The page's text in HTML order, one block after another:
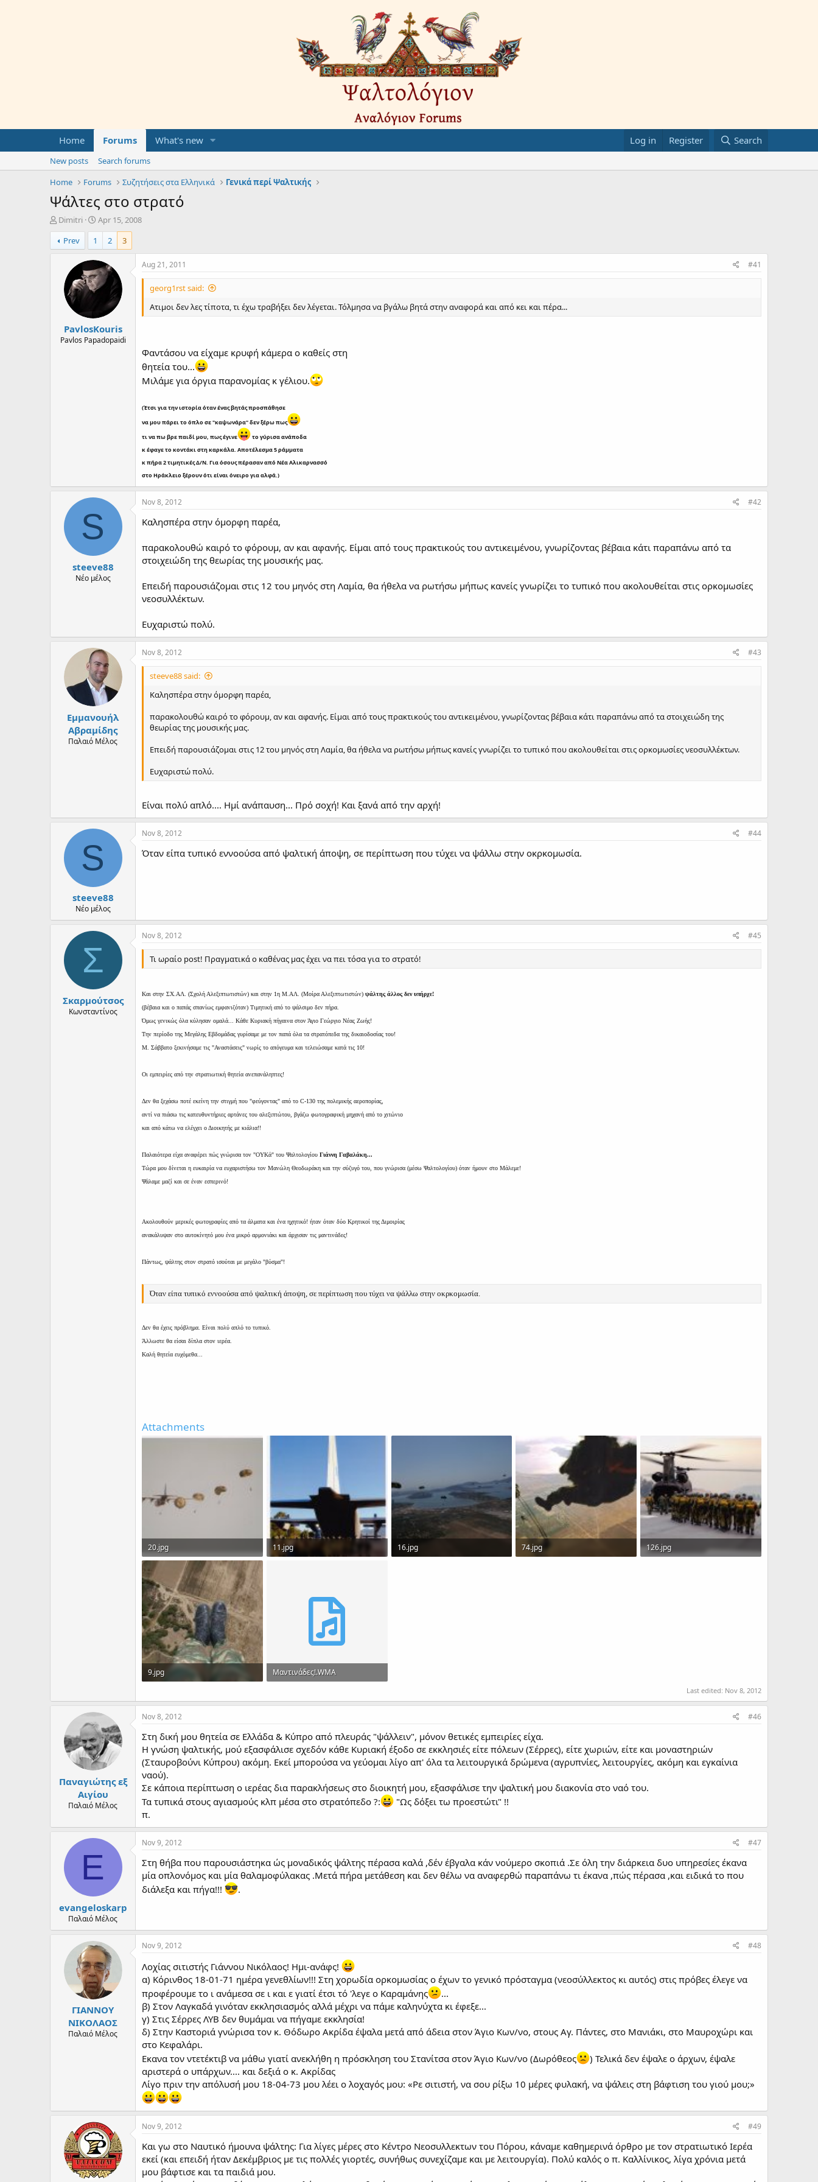
Home Forums What's new Log in Register Search
New posts
Search forums
Home
Forums Συζητήσεις στα Ελληνικά Γενικά περί Ψαλτικής
Ψάλτες στο στρατό
T
h
r
e
e
Dimitri
S
t
r
t
d
a
Apr 15, 2008
Prev
1 2 3
PavlosKouris
Pavlos Papadopaidi
Aug 21, 2011 #41
georg1rst said:
Ατιμοι δεν λες τίποτα, τι έχω τραβήξει δεν λέγεται. Τόλμησα να βγάλω βητά στην αναφορά και από κει και πέρα...
Φαντάσου να είχαμε κρυφή κάμερα ο καθείς στη
θητεία του...
Μιλάμε για όργια παρανομίας κ γέλιου.
(Έτσι για την ιστορία όταν ένας βητάς προσπάθησε
να μου πάρει το όπλο σε "καψωνάρα" δεν ξέρω πως
τι να πω βρε παιδί μου, πως έγινε
το γύρισα ανάποδα
κ έφαγε το κοντάκι στη καρκάλα. Αποτέλεσμα 5 ράμματα
κ πήρα 2 τιμητικές Δ/Ν. Για όσους πέρασαν από Νέα Αλικαρνασσό
στο Ηράκλειο ξέρουν ότι είναι όνειρο για αλφά.)
S
steeve88
Νέο μέλος
Nov 8, 2012 #42
Καλησπέρα στην όμορφη παρέα,
παρακολουθώ καιρό το φόρουμ, αν και αφανής. Είμαι από τους πρακτικούς του αντικειμένου, γνωρίζοντας βέβαια κάτι παραπάνω από τα
στοιχειώδη της θεωρίας της μουσικής μας.
Επειδή παρουσιάζομαι στις 12 του μηνός στη Λαμία, θα ήθελα να ρωτήσω μήπως κανείς γνωρίζει το τυπικό που ακολουθείται στις ορκομωσίες
νεοσυλλέκτων.
Ευχαριστώ πολύ.
Εμμανουήλ
Αβραμίδης
Παλαιό Μέλος
Nov 8, 2012 #43
steeve88 said:
Καλησπέρα στην όμορφη παρέα,
παρακολουθώ καιρό το φόρουμ, αν και αφανής. Είμαι από τους πρακτικούς του αντικειμένου, γνωρίζοντας βέβαια κάτι παραπάνω από τα στοιχειώδη της
θεωρίας της μουσικής μας.
Επειδή παρουσιάζομαι στις 12 του μηνός στη Λαμία, θα ήθελα να ρωτήσω μήπως κανείς γνωρίζει το τυπικό που ακολουθείται στις ορκομωσίες νεοσυλλέκτων.
Ευχαριστώ πολύ.
Είναι πολύ απλό.... Ημί ανάπαυση... Πρό σοχή! Και ξανά από την αρχή!
S
steeve88
Νέο μέλος
Nov 8, 2012 #44
Όταν είπα τυπικό εννοούσα από ψαλτική άποψη, σε περίπτωση που τύχει να ψάλλω στην οκρκομωσία.
Σ
Σκαρμούτσος
Κωνσταντίνος
Nov 8, 2012 #45
Τι ωραίο post! Πραγματικά ο καθένας μας έχει να πει τόσα για το στρατό!
Και στην ΣΧ.ΑΛ. (Σχολή Αλεξιπτωτιστών) και στην 1η Μ.ΑΛ. (Μοίρα Αλεξιπτωτιστών) ψάλτης άλλος δεν υπήρχε!
(βέβαια και ο παπάς σπανίως εμφανιζόταν) Τιμητική από το ψάλσιμο δεν πήρα.
Όμως γενικώς όλα κύλησαν ομαλά... Κάθε Κυριακή πήγαινα στον Άγιο Γεώργιο Νέας Ζωής!
Την περίοδο της Μεγάλης Εβδομάδας γυρίσαμε με τον παπά όλα τα στρατόπεδα της δικαιοδοσίας του!
Μ. Σάββατο ξεκινήσαμε τις "Αναστάσεις" νωρίς το απόγευμα και τελειώσαμε κατά τις 10!
Οι εμπειρίες από την στρατιωτική θητεία ανεπανάληπτες!
Δεν θα ξεχάσω ποτέ εκείνη την στιγμή που "φεύγοντας" από το C-130 της πολεμικής αεροπορίας,
αντί να πιάσω τις κατευθυντήριες αρτάνες του αλεξιπτώτου, βγάζω φωτογραφική μηχανή από το χιτώνιο
και από κάτω να ελέγχει ο Διοικητής με κιάλια!!
Παλαιότερα είχα αναφέρει πώς γνώρισα τον "ΟΥΚά" του Ψαλτολογίου Γιάννη Γαβαλάκη...
Τώρα μου δίνεται η ευκαιρία να ευχαριστήσω τον Μανώλη Θεοδωράκη και την σύζυγό του, που γνώρισα (μέσω Ψαλτολογίου) όταν ήμουν στο Μάλεμε!
Ψάλαμε μαζί και σε έναν εσπερινό!
Ακολουθούν μερικές φωτογραφίες από τα άλματα και ένα ηχητικό! ήταν όταν δύο Κρητικοί της Διμοιρίας
ανακάλυψαν στο αυτοκίνητό μου ένα μικρό αρμονιάκι και άρχισαν τις μαντινάδες!
Πάντως, ψάλτης στον στρατό ισούται με μεγάλο "βύσμα"!
Όταν είπα τυπικό εννοούσα από ψαλτική άποψη, σε περίπτωση που τύχει να ψάλλω στην οκρκομωσία.
Δεν θα έχεις πρόβλημα. Είναι πολύ απλό το τυπικό.
Άλλωστε θα είσαι δίπλα στον ιερέα.
Καλή θητεία ευχόμεθα...
Attachments
20.jpg
1.1 MB · Views: 18
11.jpg
16.jpg
74.jpg
126.jpg
9.jpg
Μαντινάδες!.WMA
Last edited: Nov 8, 2012
Παναγιώτης εξ
Αιγίου
Παλαιό Μέλος
Nov 8, 2012 #46
Στη δική μου θητεία σε Ελλάδα & Κύπρο από πλευράς "ψάλλειν", μόνον θετικές εμπειρίες είχα.
Η γνώση ψαλτικής, μού εξασφάλισε σχεδόν κάθε Κυριακή έξοδο σε εκκλησιές είτε πόλεων (Σέρρες), είτε χωριών, είτε και μοναστηριών
(Σταυροβούνι Κύπρου) ακόμη. Εκεί μπορούσα να γεύομαι λίγο απ' όλα τα λειτουργικά δρώμενα (αγρυπνίες, λειτουργίες, ακόμη και εγκαίνια
ναού).
Σε κάποια περίπτωση ο ιερέας δια παρακλήσεως στο διοικητή μου, εξασφάλισε την ψαλτική μου διακονία στο ναό του.
Τα τυπικά στους αγιασμούς κλπ μέσα στο στρατόπεδο ?:
"Ως δόξει τω προεστώτι" !!
π.
E
evangeloskarp
Παλαιό Μέλος
Nov 9, 2012 #47
Στη θήβα που παρουσιάστηκα ώς μοναδικός ψάλτης πέρασα καλά ,δέν έβγαλα κάν νούμερο σκοπιά .Σε όλη την διάρκεια δυο υπηρεσίες έκανα
μία οπλονόμος και μία θαλαμοφύλακας .Μετά πήρα μετάθεση και δεν θέλω να αναφερθώ παραπάνω τι έκανα ,πώς πέρασα ,και ειδικά το που
διάλεξα και πήγα!!!
.
ΓΙΑΝΝΟΥ
ΝΙΚΟΛΑΟΣ
Παλαιό Μέλος
Nov 9, 2012 #48
Λοχίας σιτιστής Γιάννου Νικόλαος! Ημι-ανάφς!
α) Κόρινθος 18-01-71 ημέρα γενεθλίων!!! Στη χορωδία ορκομωσίας ο έχων το γενικό πρόσταγμα (νεοσύλλεκτος κι αυτός) στις πρόβες έλεγε να
προφέρουμε το ι ανάμεσα σε ι και ε γιατί έτσι τό 'λεγε ο Καραμάνης
...
β) Στον Λαγκαδά γινόταν εκκλησιασμός αλλά μέχρι να πάμε καληνύχτα κι έφεξε...
γ) Στις Σέρρες ΛΥΒ δεν θυμάμαι να πήγαμε εκκλησία!
δ) Στην Καστοριά γνώρισα τον κ. Θόδωρο Ακρίδα έψαλα μετά από άδεια στον Άγιο Κων/νο, στους Αγ. Πάντες, στο Μανιάκι, στο Μαυροχώρι και
στο Κεφαλάρι.
Εκανα τον ντετέκτιβ να μάθω γιατί ανεκλήθη η πρόσκληση του Στανίτσα στον Άγιο Κων/νο (Δωρόθεος
) Τελικά δεν έψαλε ο άρχων, έψαλε
αριστερά ο υπάρχων.... και δεξιά ο κ. Ακρίδας
Λίγο πριν την απόλυσή μου 18-04-73 μου λέει ο λοχαγός μου: «Ρε σιτιστή, να σου ρίξω 10 μέρες φυλακή, να ψάλεις στη βάφτιση του γιού μου;»
Nov 9, 2012 #49
Και γω στο Ναυτικό ήμουνα ψάλτης: Για λίγες μέρες στο Κέντρο Νεοσυλλεκτων του Πόρου, κάναμε καθημερινά όρθρο με τον στρατιωτικό Ιερέα
εκεί (και επειδή ήταν Δεκέμβριος με τις πολλές γιορτές, συνήθως συνεχίζαμε και με λειτουργία). Πολύ καλός ο π. Καλλίνικος, λίγα χρόνια μετά
μου βάφτισε και τα παιδιά μου.